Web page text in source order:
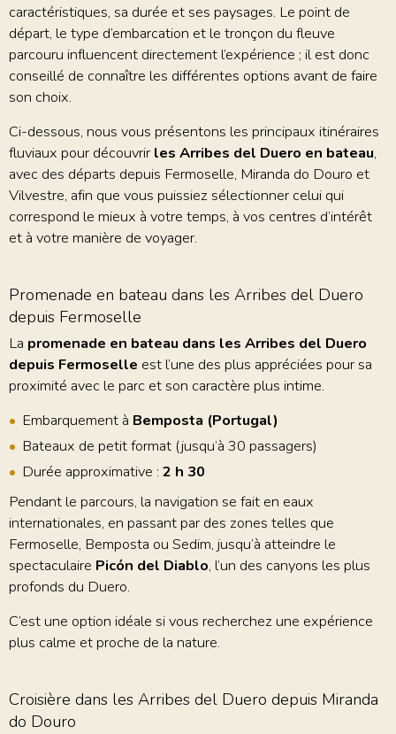
caractéristiques, sa durée et ses paysages. Le point de
départ, le type d’embarcation et le tronçon du fleuve
parcouru influencent directement l’expérience ; il est donc
conseillé de connaître les différentes options avant de faire
son choix.
Ci-dessous, nous vous présentons les principaux itinéraires
fluviaux pour découvrir les Arribes del Duero en bateau,
avec des départs depuis Fermoselle, Miranda do Douro et
Vilvestre, afin que vous puissiez sélectionner celui qui
correspond le mieux à votre temps, à vos centres d’intérêt
et à votre manière de voyager.
Promenade en bateau dans les Arribes del Duero
depuis Fermoselle
La promenade en bateau dans les Arribes del Duero
depuis Fermoselle est l’une des plus appréciées pour sa
proximité avec le parc et son caractère plus intime.
Embarquement à Bemposta (Portugal)
Bateaux de petit format (jusqu’à 30 passagers)
Durée approximative : 2 h 30
Pendant le parcours, la navigation se fait en eaux
internationales, en passant par des zones telles que
Fermoselle, Bemposta ou Sedim, jusqu’à atteindre le
spectaculaire Picón del Diablo, l’un des canyons les plus
profonds du Duero.
C’est une option idéale si vous recherchez une expérience
plus calme et proche de la nature.
Croisière dans les Arribes del Duero depuis Miranda
do Douro